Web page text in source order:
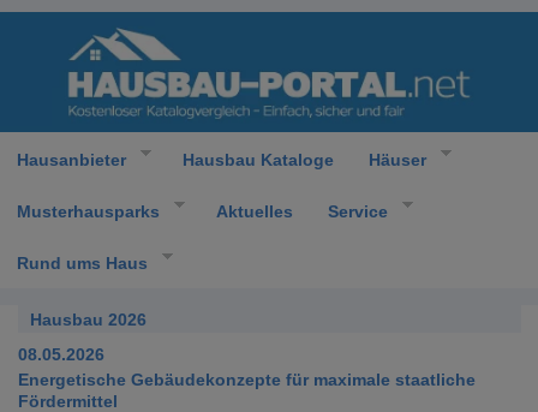
Hausanbieter Hausbau Kataloge Häuser
Musterhausparks Aktuelles Service
Rund ums Haus
Hausbau 2026
08.05.2026
Energetische Gebäudekonzepte für maximale staatliche
Fördermittel